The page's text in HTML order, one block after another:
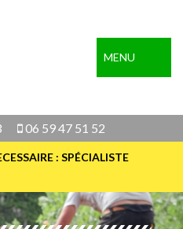
MENU
06 59 47 51 52
: SPÉCIALISTE